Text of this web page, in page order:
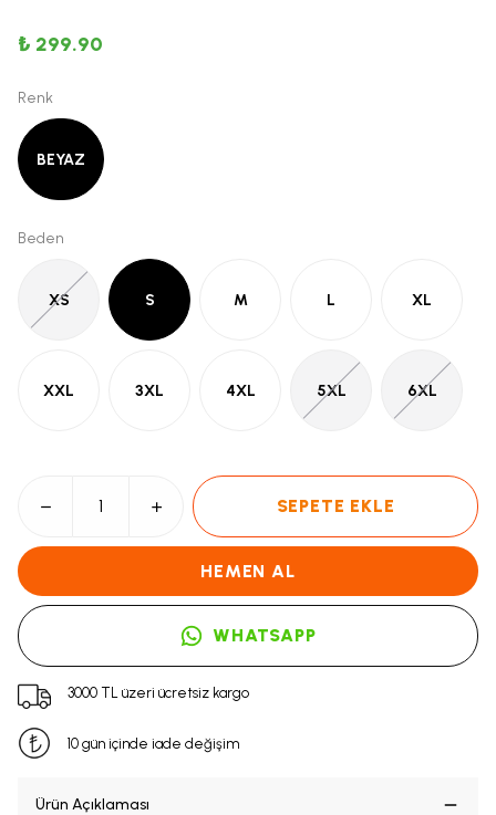
₺ 299.90
Renk
BEYAZ
Beden
XS S M L XL
XXL 3XL 4XL 5XL 6XL
SEPETE EKLE
HEMEN AL
WHATSAPP
3000 TL üzeri ücretsiz kargo
10 gün içinde iade değişim
Ürün Açıklaması